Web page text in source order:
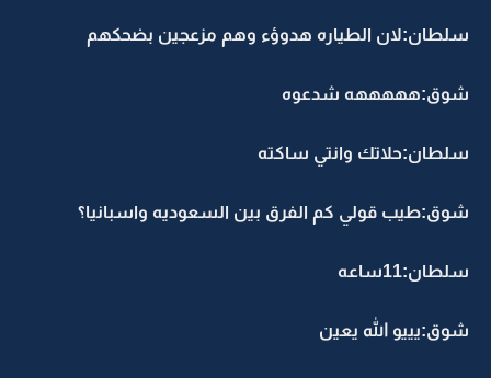
سلطان:لان الطياره هدوؤء وهم مزعجين بضحكهم
شوق:هههههه شدعوه
سلطان:حلاتك وانتي ساكته
شوق:طيب قولي كم الفرق بين السعوديه واسبانيا؟
سلطان:11ساعه
شوق:يييو الله يعين